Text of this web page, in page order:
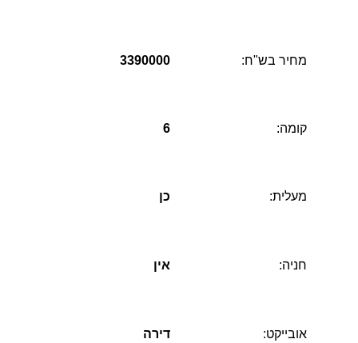
מחיר בש"ח: 3390000
קומה: 6
מעלית: כן
חניה: אין
אובייקט: דירה